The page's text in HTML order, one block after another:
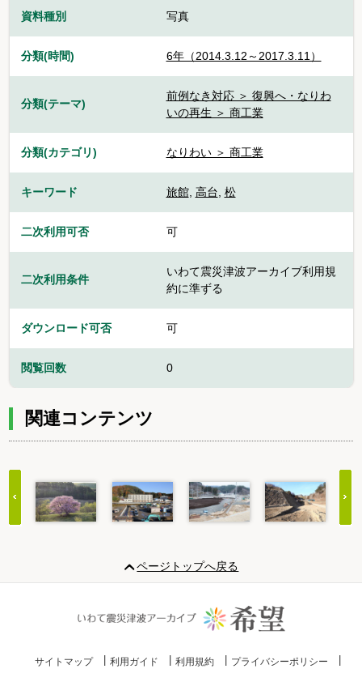
資料種別 写真
分類(時間) 6年（2014.3.12～2017.3.11）
分類(テーマ)
前例なき対応 ＞ 復興へ・なりわ
いの再生 ＞ 商工業
分類(カテゴリ) なりわい ＞ 商工業
キーワード 旅館, 高台, 松
二次利用可否 可
二次利用条件
いわて震災津波アーカイブ利用規
約に準ずる
ダウンロード可否 可
閲覧回数 0
関連コンテンツ
20
ページトップへ戻る
サイトマップ 利用ガイド 利用規約 プライバシーポリシー